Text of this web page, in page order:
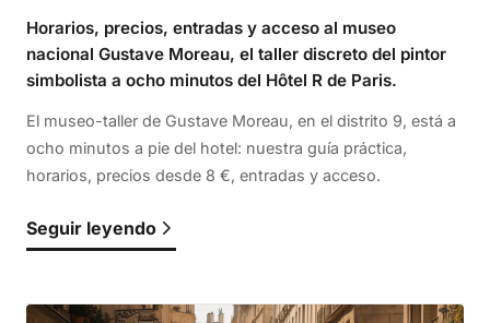
Horarios, precios, entradas y acceso al museo
nacional Gustave Moreau, el taller discreto del pintor
simbolista a ocho minutos del Hôtel R de Paris.
El museo-taller de Gustave Moreau, en el distrito 9, está a
ocho minutos a pie del hotel: nuestra guía práctica,
horarios, precios desde 8 €, entradas y acceso.
Seguir leyendo